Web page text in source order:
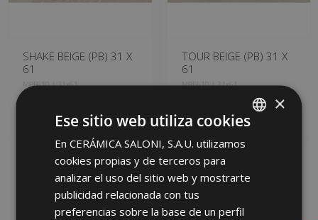
SHAKE BEIGE (PB) 31 X
61
MBF610 | 31x61
TOUR BEIGE (PB) 31 X
61
MBE610 | 31x61
Añadir a favoritos
SPANISH
ENGLISH
GERMAN
×
Ese sitio web utiliza cookies
En CERÁMICA SALONI, S.A.U. utilizamos
cookies propias y de terceros para
analizar el uso del sitio web y mostrarte
publicidad relacionada con tus
preferencias sobre la base de un perfil